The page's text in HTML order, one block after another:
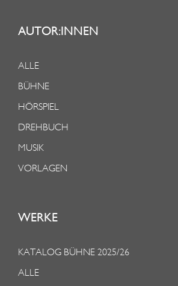
AUTOR:INNEN
ALLE
BÜHNE
HÖRSPIEL
DREHBUCH
MUSIK
VORLAGEN
WERKE
KATALOG BÜHNE 2025/26
ALLE